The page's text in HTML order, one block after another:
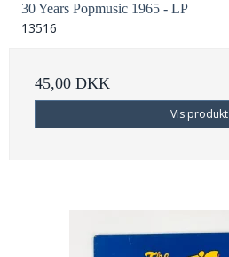
30 Years Popmusic 1965 - LP
13516
45,00 DKK
Vis produkt